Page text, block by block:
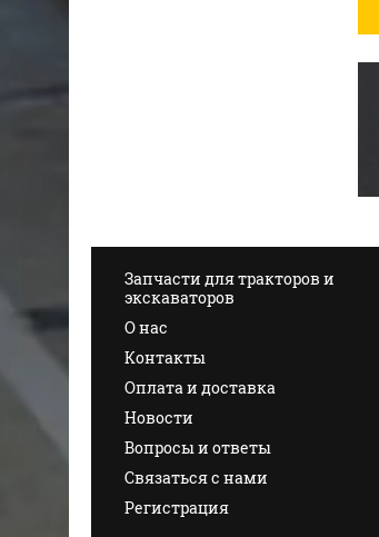
Запчасти для тракторов и
экскаваторов
О нас
Контакты
Оплата и доставка
Новости
Вопросы и ответы
Связаться с нами
Регистрация